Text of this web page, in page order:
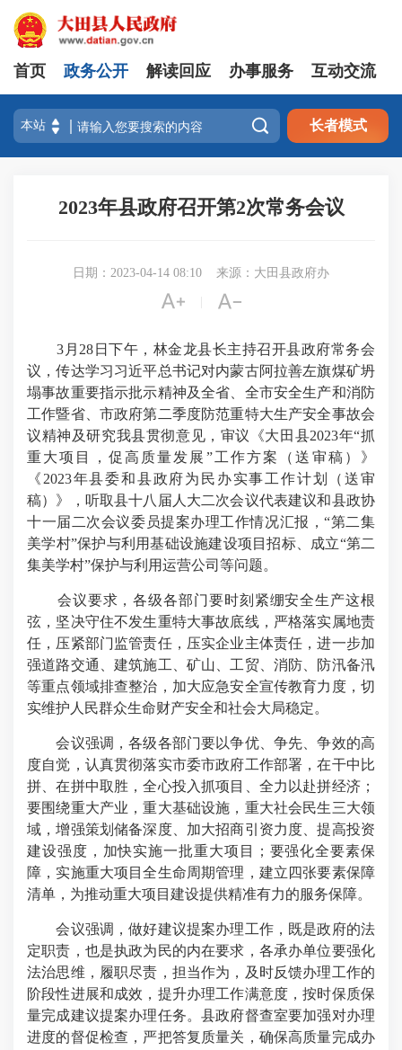
首页 政务公开 解读回应 办事服务 互动交流
 长者模式
2023年县政府召开第2次常务会议
日期：2023-04-14 08:10 来源：大田县政府办
 
3月28日下午，林金龙县长主持召开县政府常务会
议，传达学习习近平总书记对内蒙古阿拉善左旗煤矿坍
塌事故重要指示批示精神及全省、全市安全生产和消防
工作暨省、市政府第二季度防范重特大生产安全事故会
议精神及研究我县贯彻意见，审议《大田县2023年“抓
重大项目，促高质量发展”工作方案（送审稿）》
《2023年县委和县政府为民办实事工作计划（送审
稿）》，听取县十八届人大二次会议代表建议和县政协
十一届二次会议委员提案办理工作情况汇报，“第二集
美学村”保护与利用基础设施建设项目招标、成立“第二
集美学村”保护与利用运营公司等问题。
会议要求，各级各部门要时刻紧绷安全生产这根
弦，坚决守住不发生重特大事故底线，严格落实属地责
任，压紧部门监管责任，压实企业主体责任，进一步加
强道路交通、建筑施工、矿山、工贸、消防、防汛备汛
等重点领域排查整治，加大应急安全宣传教育力度，切
实维护人民群众生命财产安全和社会大局稳定。
会议强调，各级各部门要以争优、争先、争效的高
度自觉，认真贯彻落实市委市政府工作部署，在干中比
拼、在拼中取胜，全心投入抓项目、全力以赴拼经济；
要围绕重大产业，重大基础设施，重大社会民生三大领
域，增强策划储备深度、加大招商引资力度、提高投资
建设强度，加快实施一批重大项目；要强化全要素保
障，实施重大项目全生命周期管理，建立四张要素保障
清单，为推动重大项目建设提供精准有力的服务保障。
会议强调，做好建议提案办理工作，既是政府的法
定职责，也是执政为民的内在要求，各承办单位要强化
法治思维，履职尽责，担当作为，及时反馈办理工作的
阶段性进展和成效，提升办理工作满意度，按时保质保
量完成建议提案办理任务。县政府督查室要加强对办理
进度的督促检查，严把答复质量关，确保高质量完成办